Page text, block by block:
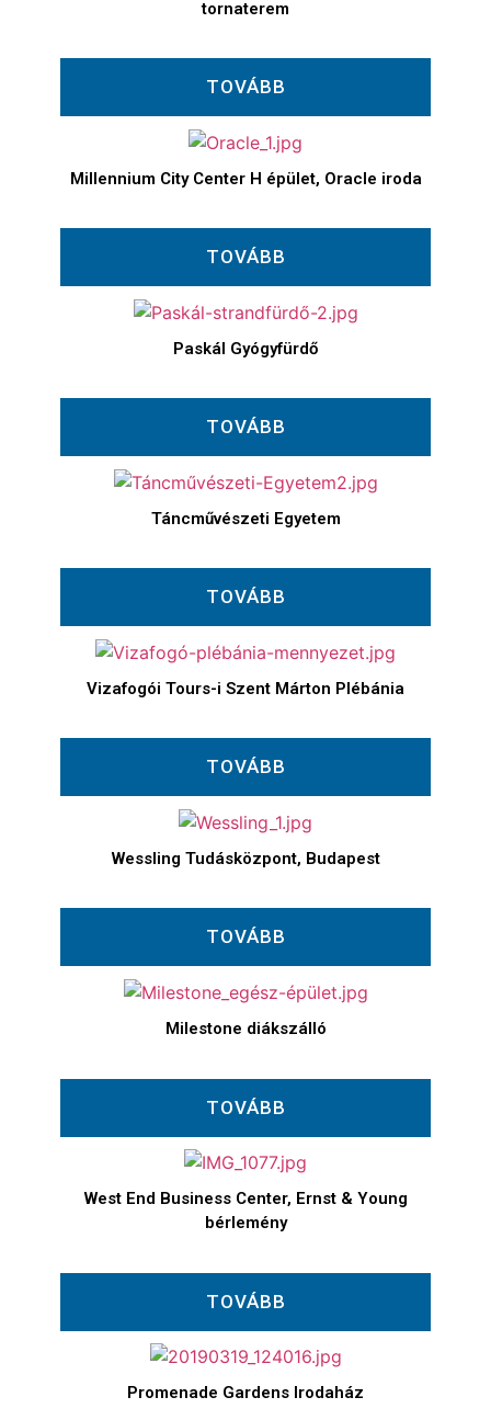
tornaterem
TOVÁBB
Millennium City Center H épület, Oracle iroda
TOVÁBB
Paskál Gyógyfürdő
TOVÁBB
Táncművészeti Egyetem
TOVÁBB
Vizafogói Tours-i Szent Márton Plébánia
TOVÁBB
Wessling Tudásközpont, Budapest
TOVÁBB
Milestone diákszálló
TOVÁBB
West End Business Center, Ernst & Young
bérlemény
TOVÁBB
Promenade Gardens Irodaház